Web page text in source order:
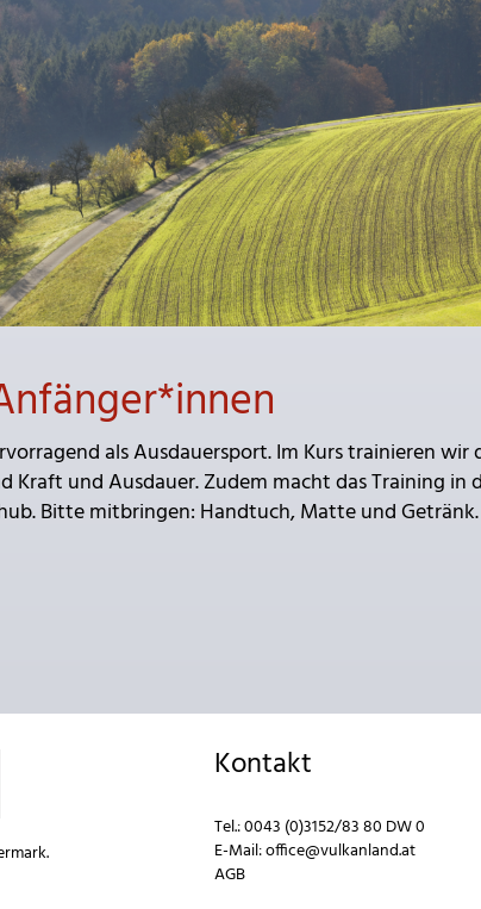
als Ausdauersport. Im Kurs trainieren wir
Kraft und Ausdauer. Zudem macht das Training in
Bitte mitbringen: Handtuch, Matte und Getränk.
Kontakt
Tel.:0043 (0)3152/83 80 DW 0
E-Mail:office@vulkanland.at
AGB